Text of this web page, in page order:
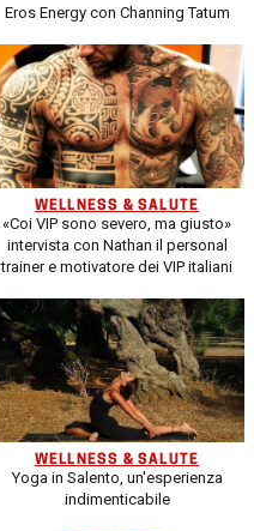
Eros Energy con Channing Tatum
WELLNESS & SALUTE
«Coi VIP sono severo, ma giusto»
intervista con Nathan il personal
trainer e motivatore dei VIP italiani
WELLNESS & SALUTE
Yoga in Salento, un'esperienza
indimenticabile